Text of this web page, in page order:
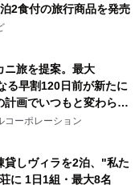
2食付の旅行商品を発売
ニ旅を提案。最大
る早割120日前が新たに
計画でいつもと変わらぬ
ー夕日ヶ浦温泉「佳松
」ー
コーポレーション
貸しヴィラを2泊、"私た
に 1日1組・最大8名